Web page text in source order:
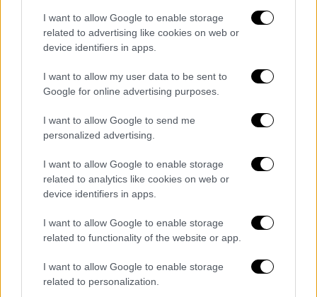
I want to allow Google to enable storage
related to advertising like cookies on web or
device identifiers in apps.
I want to allow my user data to be sent to
Google for online advertising purposes.
I want to allow Google to send me
personalized advertising.
I want to allow Google to enable storage
related to analytics like cookies on web or
device identifiers in apps.
I want to allow Google to enable storage
related to functionality of the website or app.
I want to allow Google to enable storage
related to personalization.
Υποστήριξε ότι βρισκόταν υπό την επήρεια
αλκοόλ
Ελλάδα|13.03.2024 22:41